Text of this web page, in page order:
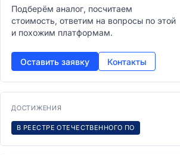
Подберём аналог, посчитаем
стоимость, ответим на вопросы по этой
и похожим платформам.
Оставить заявку Контакты
ДОСТИЖЕНИЯ
В РЕЕСТРЕ ОТЕЧЕСТВЕННОГО ПО